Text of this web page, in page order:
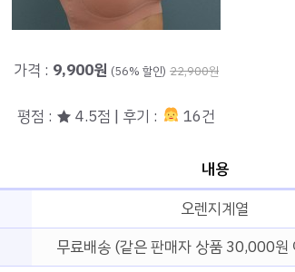
가격 : 9,900원 (56% 할인) 22,900원
평점 : ★ 4.5점 | 후기 : 16건
내용
오렌지계열
무료배송 (같은 판매자 상품 30,000원